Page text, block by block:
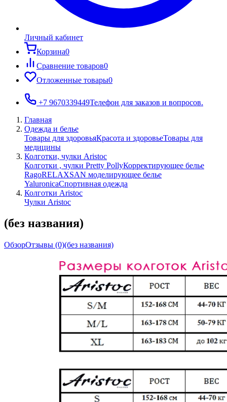
Личный кабинет
Корзина0
Сравнение товаров0
Отложенные товары0
+7 9670339449Телефон для заказов и вопросов.
Главная
Одежда и белье
Товары для здоровьяКрасота и здоровьеТовары для
медицины
Колготки, чулки Aristoc
Колготки , чулки Pretty PollyКорректирующее белье
RagoRELAXSAN моделирующее белье
YaluroniсaСпортивная одежда
Колготки Aristoc
Чулки Aristoc
(без названия)
ОбзорОтзывы (0)(без названия)